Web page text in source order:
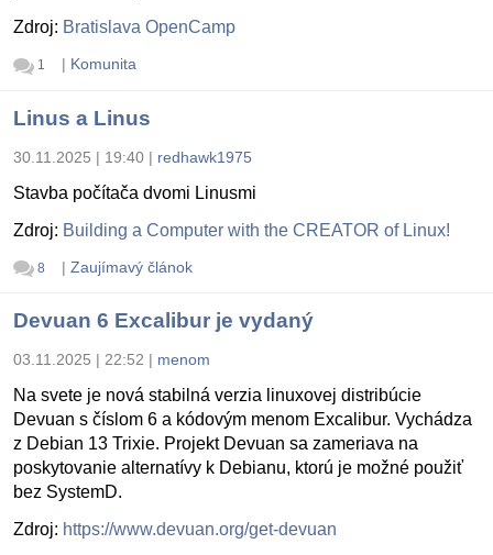
Zdroj: Bratislava OpenCamp
1 | Komunita
Linus a Linus
30.11.2025 | 19:40 | redhawk1975
Stavba počítača dvomi Linusmi
Zdroj: Building a Computer with the CREATOR of Linux!
8 | Zaujímavý článok
Devuan 6 Excalibur je vydaný
03.11.2025 | 22:52 | menom
Na svete je nová stabilná verzia linuxovej distribúcie
Devuan s číslom 6 a kódovým menom Excalibur. Vychádza
z Debian 13 Trixie. Projekt Devuan sa zameriava na
poskytovanie alternatívy k Debianu, ktorú je možné použiť
bez SystemD.
Zdroj: https://www.devuan.org/get-devuan